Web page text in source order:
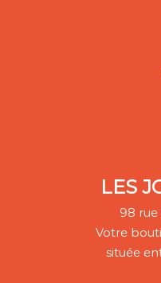
LES
98 rue
Votre
située